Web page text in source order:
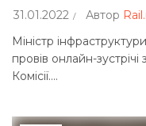
31.01.2022 Автор
Міністр
провів онлайн-
Комісії....